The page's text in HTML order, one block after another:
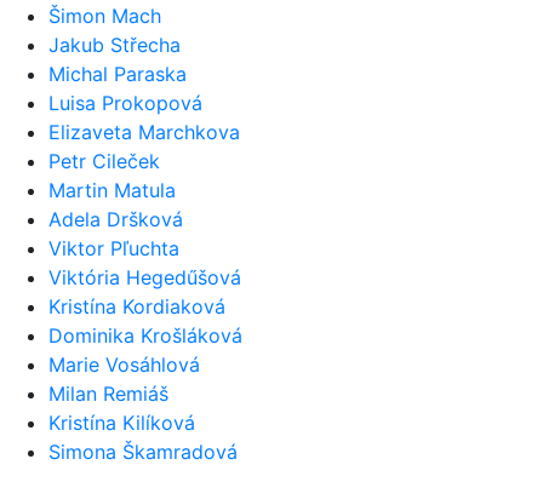
Šimon Mach
Jakub Střecha
Michal Paraska
Luisa Prokopová
Elizaveta Marchkova
Petr Cileček
Martin Matula
Adela Dršková
Viktor Pľuchta
Viktória Hegedűšová
Kristína Kordiaková
Dominika Krošláková
Marie Vosáhlová
Milan Remiáš
Kristína Kilíková
Simona Škamradová